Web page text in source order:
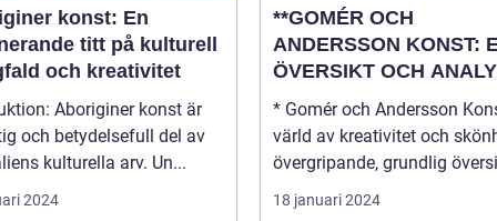
konst: En
titt på kulturell
och kreativitet
konst är
och betydelsefull del av
kulturella arv. Un...
2024
**GOMÉR OCH
ANDERSSON KONST:
ÖVERSIKT OCH
* Gomér och Andersson
värld av kreativitet och
övergripande, grundlig
18 januari 2024